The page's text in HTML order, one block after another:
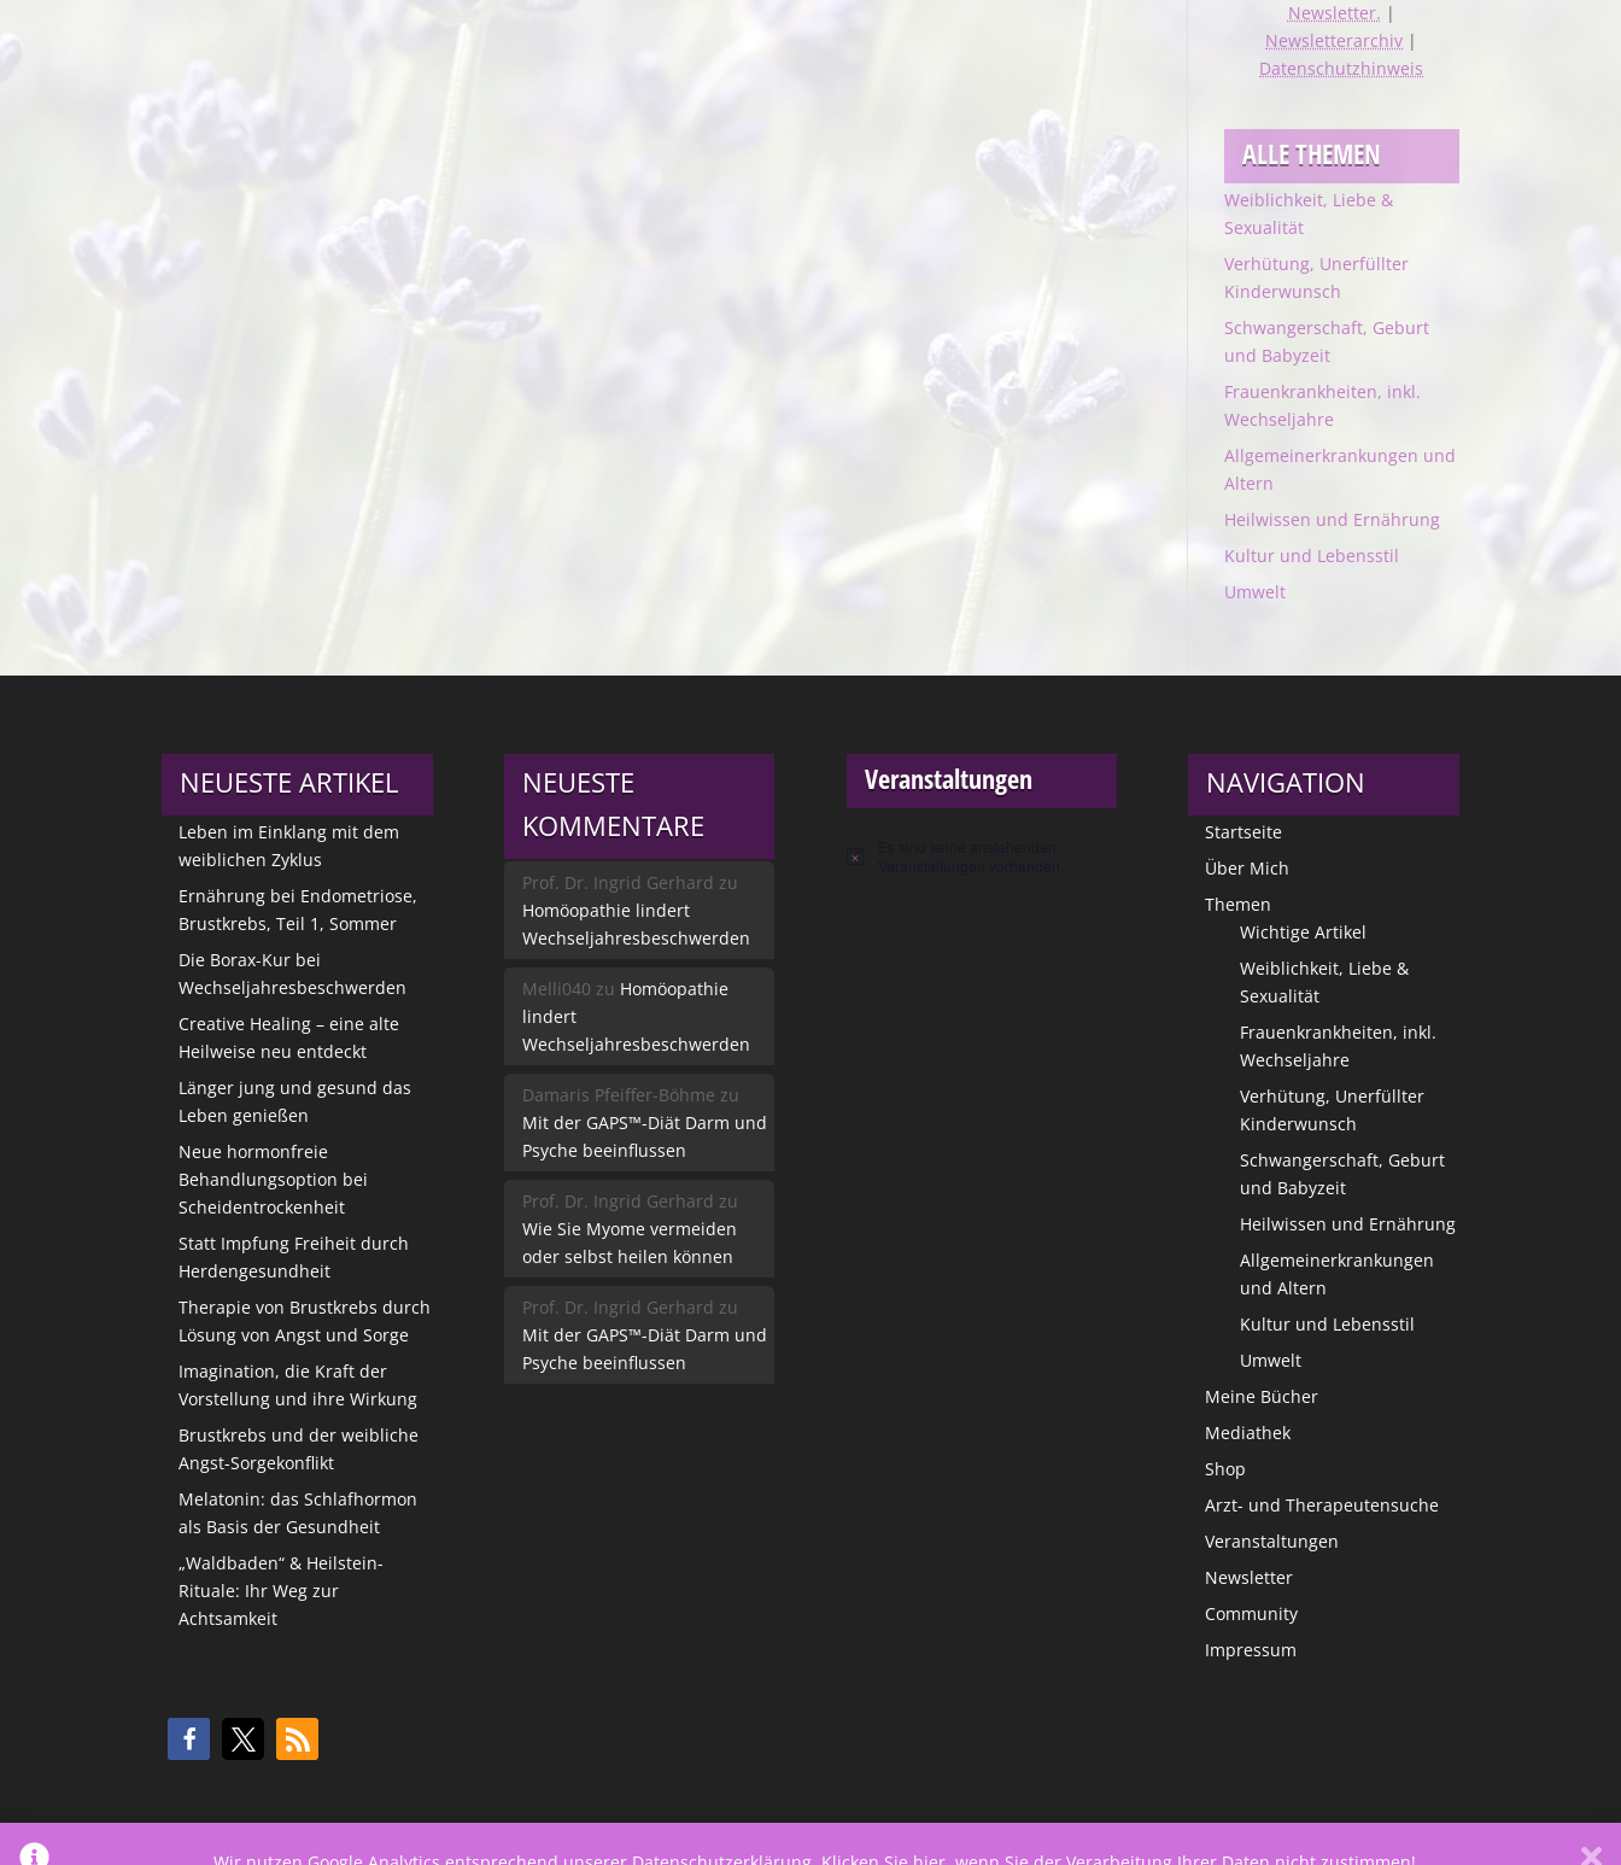
Newsletter. |
Newsletterarchiv |
Datenschutzhinweis
ALLE THEMEN
Weiblichkeit, Liebe &
Sexualität
Verhütung, Unerfüllter
Kinderwunsch
Schwangerschaft, Geburt
und Babyzeit
Frauenkrankheiten, inkl.
Wechseljahre
Allgemeinerkrankungen und
Altern
Heilwissen und Ernährung
Kultur und Lebensstil
Umwelt
NEUESTE ARTIKEL
Leben im Einklang mit dem
weiblichen Zyklus
Ernährung bei Endometriose,
Brustkrebs, Teil 1, Sommer
Die Borax-Kur bei
Wechseljahresbeschwerden
Creative Healing – eine alte
Heilweise neu entdeckt
Länger jung und gesund das
Leben genießen
Neue hormonfreie
Behandlungsoption bei
Scheidentrockenheit
Statt Impfung Freiheit durch
Herdengesundheit
Therapie von Brustkrebs durch
Lösung von Angst und Sorge
Imagination, die Kraft der
Vorstellung und ihre Wirkung
Brustkrebs und der weibliche
Angst-Sorgekonflikt
Melatonin: das Schlafhormon
als Basis der Gesundheit
„Waldbaden“ & Heilstein-
Rituale: Ihr Weg zur
Achtsamkeit
NEUESTE
KOMMENTARE
Prof. Dr. Ingrid Gerhard zu
Homöopathie lindert
Wechseljahresbeschwerden
Melli040 zu Homöopathie
lindert
Wechseljahresbeschwerden
Damaris Pfeiffer-Böhme zu
Mit der GAPS™-Diät Darm und
Psyche beeinflussen
Prof. Dr. Ingrid Gerhard zu
Wie Sie Myome vermeiden
oder selbst heilen können
Prof. Dr. Ingrid Gerhard zu
Mit der GAPS™-Diät Darm und
Psyche beeinflussen
Veranstaltungen
Hinweis
NAVIGATION
Startseite
Über Mich
Themen
Wichtige Artikel
Weiblichkeit, Liebe &
Sexualität
Frauenkrankheiten, inkl.
Wechseljahre
Verhütung, Unerfüllter
Kinderwunsch
Schwangerschaft, Geburt
und Babyzeit
Heilwissen und Ernährung
Allgemeinerkrankungen
und Altern
Kultur und Lebensstil
Umwelt
Meine Bücher
Mediathek
Shop
Arzt- und Therapeutensuche
Veranstaltungen
Newsletter
Community
Impressum